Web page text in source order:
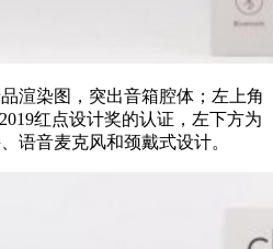
渲染图，突出音箱腔体；左上角
红点设计奖的认证，左下方为
语音麦克风和颈戴式设计。